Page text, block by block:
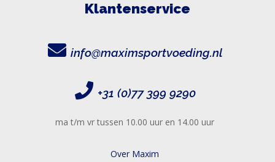
Klantenservice
info@maximsportvoeding.nl
+31 (0)77 399 9290
ma t/m vr tussen 10.00 uur en 14.00 uur
Over Maxim